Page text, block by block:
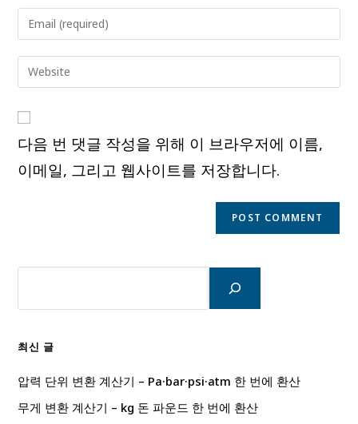
name
to
comment
Enter
your
email
address
comment
Enter
your
URL
(optional)
다음 번 댓글 작성을 위해 이 브라우저에 이름,
이메일, 그리고 웹사이트를 저장합니다.
최신 글
압력 단위 변환 계산기 – Pa·bar·psi·atm 한 번에 환산
무게 변환 계산기 – kg 돈 파운드 한 번에 환산